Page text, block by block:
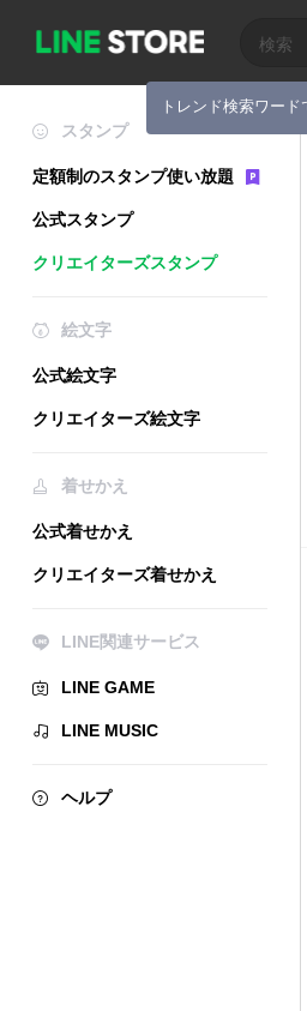
トレンド検索ワー
スタンプ
定額制のスタンプ使い放題
公式スタンプ
クリエイターズスタンプ
絵文字
公式絵文字
クリエイターズ絵文字
着せかえ
公式着せかえ
クリエイターズ着せかえ
LINE関連サービス
LINE GAME
LINE MUSIC
ヘルプ